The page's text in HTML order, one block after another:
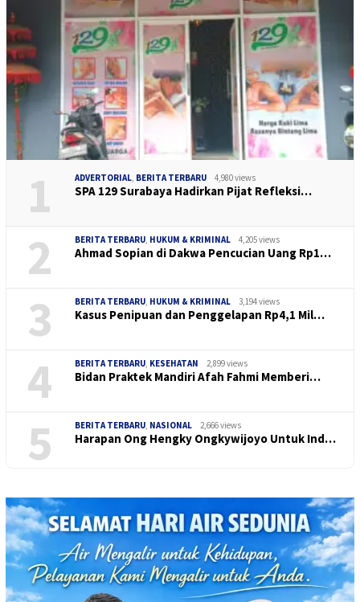
1 ADVERTORIAL BERITA TERBARU 4,980 views
SPA 129 Surabaya Hadirkan Pijat Refleksi…
2 BERITA TERBARU HUKUM & KRIMINAL 4,205 views
Ahmad Sopian di Dakwa Pencucian Uang Rp1…
3 BERITA TERBARU HUKUM & KRIMINAL 3,194 views
Kasus Penipuan dan Penggelapan Rp4,1 Mil…
4 BERITA TERBARU KESEHATAN 2,899 views
Bidan Praktek Mandiri Afah Fahmi Memberi…
5 BERITA TERBARU NASIONAL 2,666 views
Harapan Ong Hengky Ongkywijoyo Untuk Ind…